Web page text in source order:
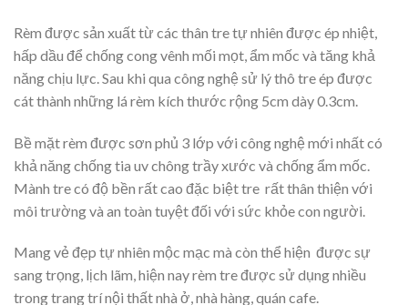
Rèm được sản xuất từ các thân tre tự nhiên được ép nhiệt,
hấp dầu để chống cong vênh mối mọt, ẩm mốc và tăng khả
năng chịu lực. Sau khi qua công nghệ sử lý thô tre ép được
cát thành những lá rèm kích thước rộng 5cm dày 0.3cm.
Bề mặt rèm được sơn phủ 3 lớp với công nghệ mới nhất có
khả năng chống tia uv chông trầy xước và chống ẩm mốc.
Mành tre có độ bền rất cao đặc biệt tre rất thân thiện với
môi trường và an toàn tuyệt đối với sức khỏe con người.
Mang vẻ đẹp tự nhiên mộc mạc mà còn thể hiện được sự
sang trọng, lịch lãm, hiện nay rèm tre được sử dụng nhiều
trong trang trí nội thất nhà ở, nhà hàng, quán cafe.